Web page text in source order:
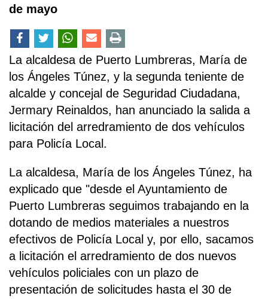
de mayo
La alcaldesa de Puerto Lumbreras, María de
los Ángeles Túnez, y la segunda teniente de
alcalde y concejal de Seguridad Ciudadana,
Jermary Reinaldos, han anunciado la salida a
licitación del arredramiento de dos vehículos
para Policía Local.
La alcaldesa, María de los Ángeles Túnez, ha
explicado que "desde el Ayuntamiento de
Puerto Lumbreras seguimos trabajando en la
dotando de medios materiales a nuestros
efectivos de Policía Local y, por ello, sacamos
a licitación el arredramiento de dos nuevos
vehículos policiales con un plazo de
presentación de solicitudes hasta el 30 de